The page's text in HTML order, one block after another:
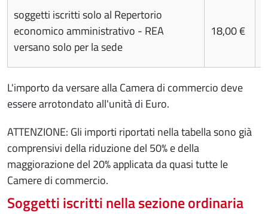
soggetti iscritti solo al Repertorio
economico amministrativo - REA
versano solo per la sede
18,00 €
L'importo da versare alla Camera di commercio deve
essere arrotondato all'unità di Euro.
ATTENZIONE: Gli importi riportati nella tabella sono già
comprensivi della riduzione del 50% e della
maggiorazione del 20% applicata da quasi tutte le
Camere di commercio.
Soggetti iscritti nella sezione ordinaria